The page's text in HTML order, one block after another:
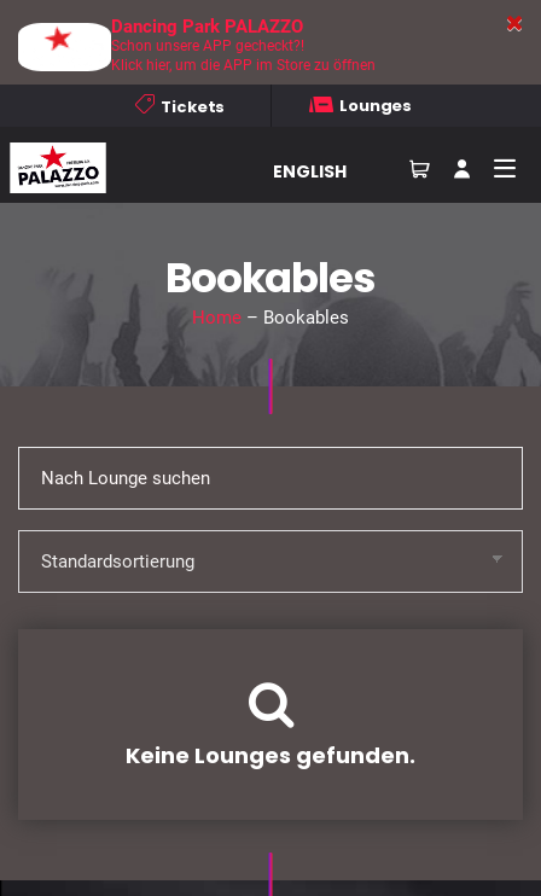
Tickets Lounges
ENGLISH
Bookables
Home– Bookables
Keine Lounges gefunden.
Dancing Park PALAZZO
Schon unsere APP gecheckt?!
Klick hier, um die APP im Store zu öffnen